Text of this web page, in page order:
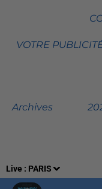
Live : PARIS
VOTRE
Archives